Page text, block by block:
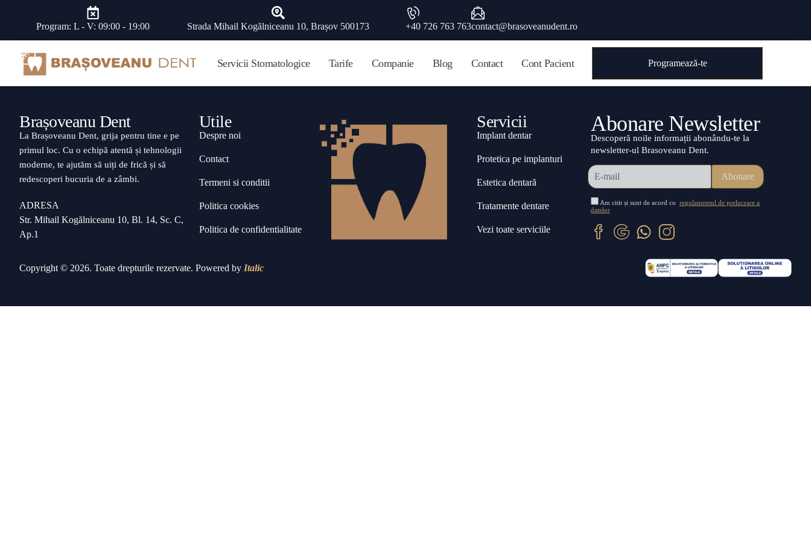
Program: L - V: 09:00 - 19:00 Strada Mihail Kogălniceanu 10, Brașov 500173 +40 726 763 763contact@brasoveanudent.ro
Servicii Stomatologice Tarife Companie Blog Contact Cont Pacient Programează-te
Brașoveanu Dent
La Brașoveanu Dent, grija pentru tine e pe
primul loc. Cu o echipă atentă și tehnologii
moderne, te ajutăm să uiți de frică și să
redescoperi bucuria de a zâmbi.
ADRESA
Str. Mihail Kogălniceanu 10, Bl. 14, Sc. C,
Ap.1
Utile
Despre noi
Contact
Termeni si conditii
Politica cookies
Politica de confidentialitate
Servicii
Implant dentar
Protetica pe implanturi
Estetica dentară
Tratamente dentare
Vezi toate serviciile
Abonare Newsletter
Descoperă noile informații abonându-te la
newsletter-ul Brasoveanu Dent.
Am citit și sunt de acord curegulamentul de prelucrare a
datelor
Copyright © 2026. Toate drepturile rezervate. Powered by Italic